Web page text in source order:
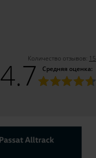
Количество отзывов: 15
Средняя оценка:
4.7